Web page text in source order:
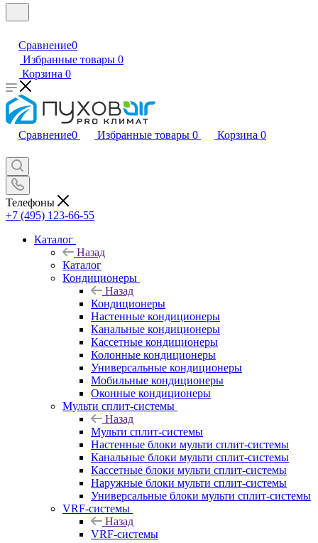
Сравнение0
Избранные товары 0
Корзина 0
Сравнение0 Избранные товары 0 Корзина 0
Телефоны
+7 (495) 123-66-55
Каталог
Назад
Каталог
Кондиционеры
Назад
Кондиционеры
Настенные кондиционеры
Канальные кондиционеры
Кассетные кондиционеры
Колонные кондиционеры
Универсальные кондиционеры
Мобильные кондиционеры
Оконные кондиционеры
Мульти сплит-системы
Назад
Мульти сплит-системы
Настенные блоки мульти сплит-системы
Канальные блоки мульти сплит-системы
Кассетные блоки мульти сплит-системы
Наружные блоки мульти сплит-системы
Универсальные блоки мульти сплит-системы
VRF-системы
Назад
VRF-системы